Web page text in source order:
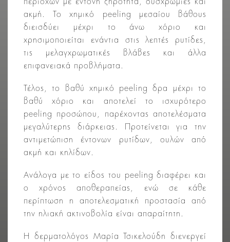
περιοχών με έντονη ξηρότητα, δυσχρωμίες και
ακμή. Το χημικό peeling μεσαίου βάθους
διεισδύει μέχρι το άνω χόριο και
χρησιμοποιείται ενάντια στις λεπτές ρυτίδες,
τις μελαγχρωματικές βλάβες και άλλα
επιφανειακά προβλήματα.
Τέλος, το βαθύ χημικό peeling δρα μέχρι το
βαθύ χόριο και αποτελεί το ισχυρότερο
peeling προσώπου, παρέχοντας αποτελέσματα
μεγαλύτερης διάρκειας. Προτείνεται για την
αντιμετώπιση έντονων ρυτίδων, ουλών από
ακμή και κηλίδων.
Ανάλογα με το είδος του peeling διαφέρει και
ο χρόνος αποθεραπείας, ενώ σε κάθε
περίπτωση η αποτελεσματική προστασία από
την ηλιακή ακτινοβολία είναι απαραίτητη.
Η δερματολόγος Μαρία Τσικελούδη διενεργεί